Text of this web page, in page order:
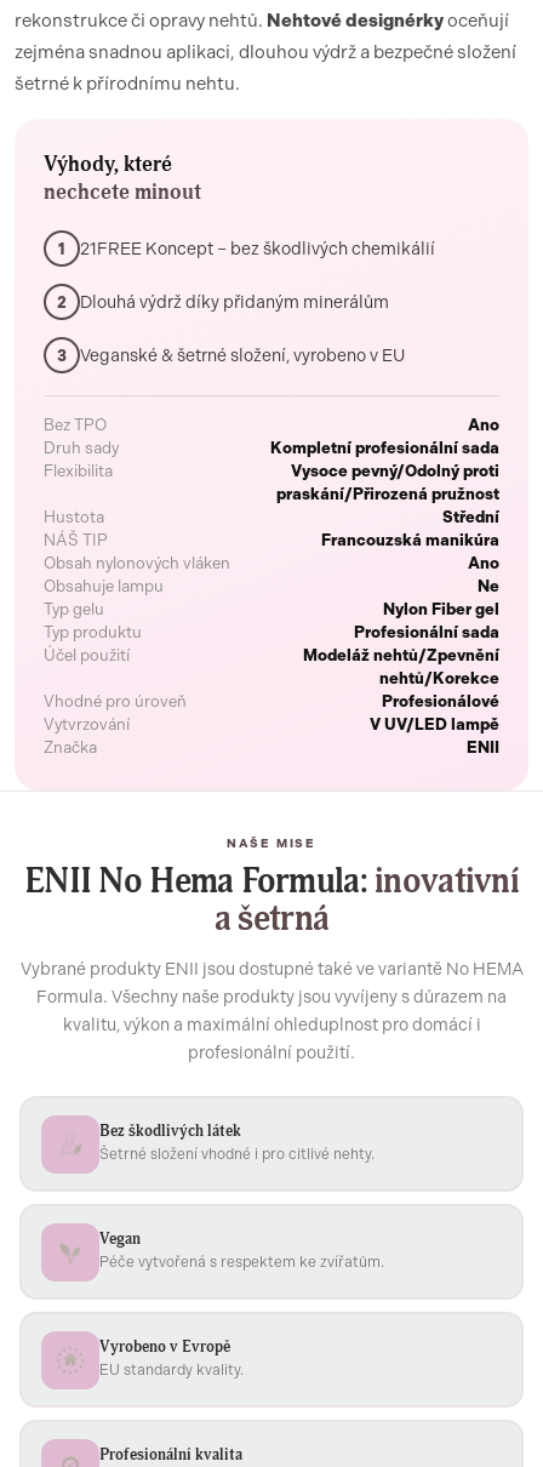
rekonstrukce či opravy nehtů. Nehtové designérkyoceňují
zejména snadnou aplikaci, dlouhou výdrž a bezpečné složení
šetrné k přírodnímu nehtu.
Výhody, které
nechcete minout
1 21FREE Koncept – bez škodlivých chemikálií
2 Dlouhá výdrž díky přidaným minerálům
3 Veganské & šetrné složení, vyrobeno v EU
Bez TPO
Ano
Druh sady
Kompletní profesionální sada
Flexibilita
Vysoce pevný/Odolný proti
praskání/Přirozená pružnost
Hustota
Střední
NÁŠ TIP
Francouzská manikúra
Obsah nylonových vláken
Ano
Obsahuje lampu
Ne
Typ gelu
Nylon Fiber gel
Typ produktu
Profesionální sada
Účel použití
Modeláž nehtů/Zpevnění
nehtů/Korekce
Vhodné pro úroveň
Profesionálové
Vytvrzování
V UV/LED lampě
Značka
ENII
NAŠE MISE
ENII No Hema Formula:inovativní
a šetrná
Vybrané produkty ENII jsou dostupné také ve variantě No HEMA
Formula. Všechny naše produkty jsou vyvíjeny s důrazem na
kvalitu, výkon a maximální ohleduplnost pro domácí i
profesionální použití.
Bez škodlivých látek
Šetrné složení vhodné i pro citlivé nehty.
Vegan
Péče vytvořená s respektem ke zvířatům.
Vyrobeno v Evropě
EU standardy kvality.
Profesionální kvalita